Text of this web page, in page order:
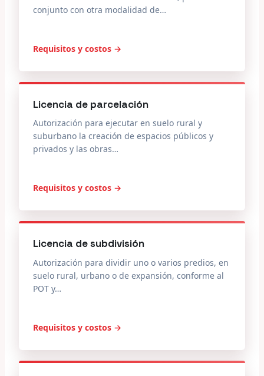
conjunto con otra modalidad de…
Requisitos y costos →
Licencia de parcelación
Autorización para ejecutar en suelo rural y
suburbano la creación de espacios públicos y
privados y las obras…
Requisitos y costos →
Licencia de subdivisión
Autorización para dividir uno o varios predios, en
suelo rural, urbano o de expansión, conforme al
POT y…
Requisitos y costos →